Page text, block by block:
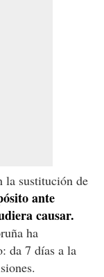
la sustitución de
ante
causar.
ha
da 7 días a la